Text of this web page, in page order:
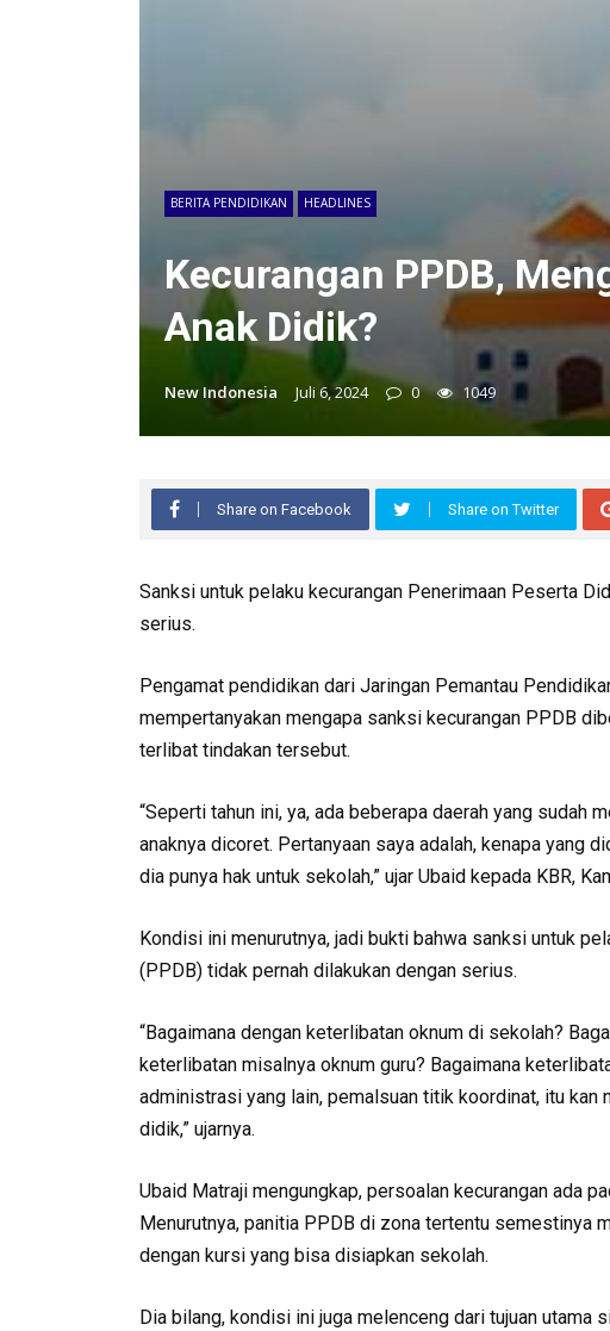
BERITA PENDIDIKAN HEADLINES
Kecurangan PPDB,
Anak Didik?
New Indonesia Juli 6, 2024 0 1049
Share on Facebook Share on Twitter
Sanksi untuk pelaku kecurangan Penerimaan Peserta
serius.
Pengamat pendidikan dari Jaringan Pemantau
mempertanyakan mengapa sanksi kecurangan PPDB
terlibat tindakan tersebut.
“Seperti tahun ini, ya, ada beberapa daerah yang sudah
anaknya dicoret. Pertanyaan saya adalah, kenapa yang
dia punya hak untuk sekolah,” ujar Ubaid kepada KBR,
Kondisi ini menurutnya, jadi bukti bahwa sanksi untuk
(PPDB) tidak pernah dilakukan dengan serius.
“Bagaimana dengan keterlibatan oknum di sekolah?
keterlibatan misalnya oknum guru? Bagaimana
administrasi yang lain, pemalsuan titik koordinat, itu kan
didik,” ujarnya.
Ubaid Matraji mengungkap, persoalan kecurangan ada
Menurutnya, panitia PPDB di zona tertentu semestinya
dengan kursi yang bisa disiapkan sekolah.
Dia bilang, kondisi ini juga melenceng dari tujuan